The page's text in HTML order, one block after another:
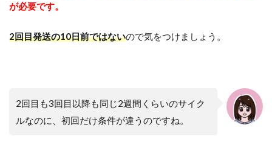
が必要です。
2回目発送の10日前ではないので気をつけましょう。
2回目も3回目以降も同じ2週間くらいのサイク
ルなのに、初回だけ条件が違うのですね。